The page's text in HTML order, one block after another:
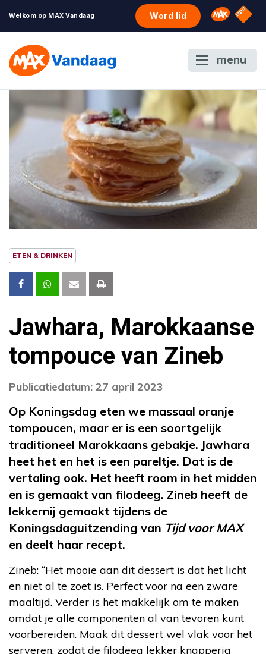
Welkom op MAX Vandaag Word lid Omroep
NPO
menu
ETEN & DRINKEN
Jawhara, Marokkaanse
tompouce van Zineb
Publicatiedatum: 27 april 2023
Op Koningsdag eten we massaal oranje
tompoucen, maar er is een soortgelijk
traditioneel Marokkaans gebakje. Jawhara
heet het en het is een pareltje. Dat is de
vertaling ook. Het heeft room in het midden
en is gemaakt van filodeeg. Zineb heeft de
lekkernij gemaakt tijdens de
Koningsdaguitzending van Tijd voor MAX
en deelt haar recept.
Zineb: “Het mooie aan dit dessert is dat het licht
en niet al te zoet is. Perfect voor na een zware
maaltijd. Verder is het makkelijk om te maken
omdat je alle componenten al van tevoren kunt
voorbereiden. Maak dit dessert wel vlak voor het
serveren, zodat de filodeeg lekker knapperig